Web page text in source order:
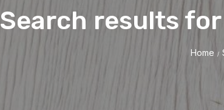
Search results
Home /